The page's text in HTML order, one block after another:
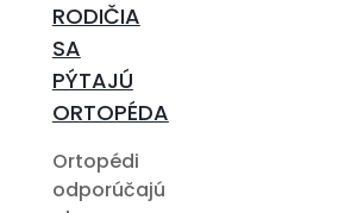
RODIČIA
SA
PÝTAJÚ
ORTOPÉDA
Ortopédi
odporúčajú